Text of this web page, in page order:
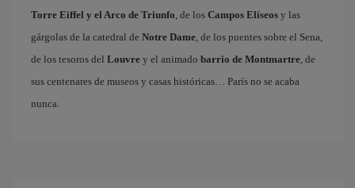
Torre Eiffel y el Arco de Triunfo, de los Campos Elíseos y las
gárgolas de la catedral de Notre Dame, de los puentes sobre el Sena,
de los tesoros del Louvre y el animado barrio de Montmartre, de
sus centenares de museos y casas históricas… París no se acaba
nunca.